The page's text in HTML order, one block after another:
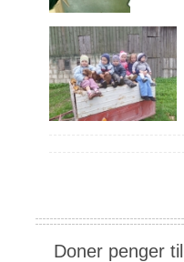
Doner penger